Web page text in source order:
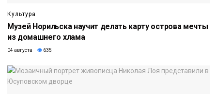
Культура
Музей Норильска научит делать карту острова мечты
из домашнего хлама
04 августа 635